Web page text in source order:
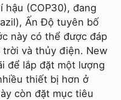
hậu (COP30), đang
Ấn Độ tuyên bố
này có thể được đáp
và thủy điện. New
để lắp đặt một lượng
thiết bị hơn ở
còn đặt mục tiêu